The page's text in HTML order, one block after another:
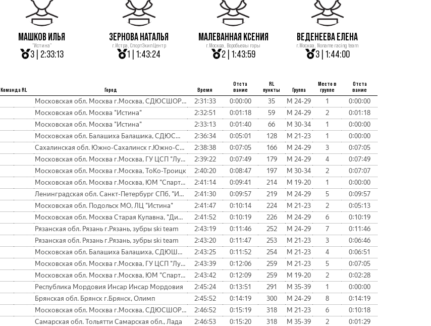
МАШКОВ ИЛЬЯ
"Истина"
3 | 2:33:13
ЗЕРНОВА НАТАЛЬЯ
г.Истра, СпортЭкипЦентр
1 | 1:43:24
МАЛЕВАННАЯ КСЕНИЯ
г.Москва, Воробьевы горы
2 | 1:43:59
ВЕДЕНЕЕВА ЕЛЕНА
г.Москва, Noname racing team
3 | 1:44:00
Команда RL Город Время
Отста
вание
RL
пункты
Группа
Место в
группе
Отста
вание
Московская обл. Москва г.Москва, СДЮСШОР Бабушкино № 81 2:31:33 0:00:00 35 М 24-29 1
0:00:00
Московская обл. Москва "Истина" 2:32:51 0:01:18 59 М 24-29 2
0:01:18
Московская обл. Москва "Истина" 2:33:13 0:01:40 66 М 30-34 1
0:00:00
Московская обл. Балашиха Балашика, СДЮСШОР по ЗВС 2:36:34 0:05:01 128 М 21-23 1
0:00:00
Сахалинская обл. Южно-Сахалинск г.Южно-Сахалинск 2:38:38 0:07:05 166 М 24-29 3
0:07:05
Московская обл. Москва г.Москва, ГУ ЦСП "Луч" 2:39:22 0:07:49 179 М 24-29 4
0:07:49
Московская обл. Москва г.Москва, ТоКо-Троицк 2:40:20 0:08:47 197 М 30-34 2
0:07:07
Московская обл. Москва г.Москва, ЮМ "Спартак" 2:41:14 0:09:41 214 М 19-20 1
0:00:00
Ленинградская обл. Санкт-Петербург СПб, "Истина" 2:41:30 0:09:57 219 М 24-29 5
0:09:57
Московская обл. Подольск МО, ЛЦ "Истина" 2:41:47 0:10:14 224 М 21-23 2
0:05:13
Московская обл. Москва Старая Купавна, "Динамо" 2:41:52 0:10:19 226 М 24-29 6
0:10:19
Рязанская обл. Рязань г.Рязань, зубры ski team 2:43:19 0:11:46 252 М 24-29 7
0:11:46
Рязанская обл. Рязань г.Рязань, зубры ski team 2:43:20 0:11:47 253 М 21-23 3
0:06:46
Московская обл. Балашиха Балашиха, СДЮШОР "Зоркий" 2:43:25 0:11:52 254 М 21-23 4
0:06:51
Московская обл. Москва г.Москва, ГУ ЦСП "Луч" 2:43:39 0:12:06 259 М 21-23 5
0:07:05
Московская обл. Москва г.Москва, ЮМ "Спартак" 2:43:42 0:12:09 259 М 19-20 2
0:02:28
Республика Мордовия Инсар Инсар Мордовия 2:45:24 0:13:51 291 М 35-39 1
0:00:00
Брянская обл. Брянск г.Брянск, Олимп 2:45:52 0:14:19 300 М 24-29 8
0:14:19
Московская обл. Москва г.Москва, СДЮСШОР-81 2:46:52 0:15:19 318 М 21-23 6
0:10:18
Самарская обл. Тольятти Самарская обл., Лада 2:46:53 0:15:20 318 М 35-39 2
0:01:29